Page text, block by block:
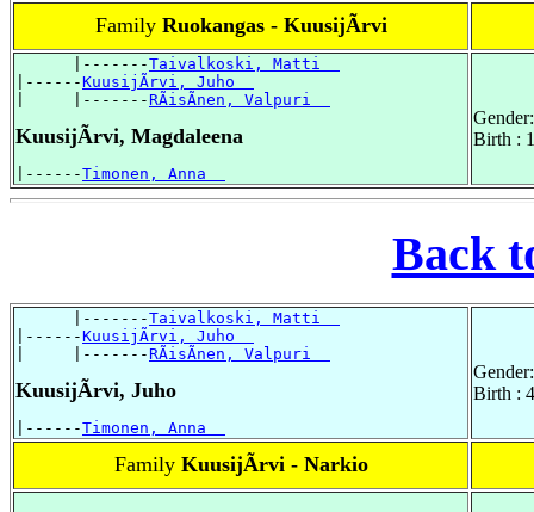
Family Ruokangas - KuusijÃrvi
      |-------
Taivalkoski, Matti
|------KuusijÃrvi, Juho
|     |-------RÃisÃnen, Valpuri
KuusijÃrvi, Magdaleena
|------Timonen, Anna
Birth :
Back
      |-------
Taivalkoski, Matti
|------KuusijÃrvi, Juho
|     |-------RÃisÃnen, Valpuri
KuusijÃrvi, Juho
|------Timonen, Anna
Birth :
Family KuusijÃrvi - Narkio